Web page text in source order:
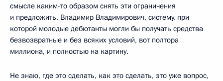
смысле каким‑то образом снять эти ограничения
и предложить, Владимир Владимирович, систему, при
которой молодые дебютанты могли бы получать средства
безвозвратные и без всяких условий, вот полтора
миллиона, и полностью на картину.
Не знаю, где это сделать, как это сделать, это уже вопрос,